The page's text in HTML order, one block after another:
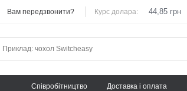
Cпівробітництво Доставка і оплата
Вам передзвонити? Курс долара: 44,85 грн